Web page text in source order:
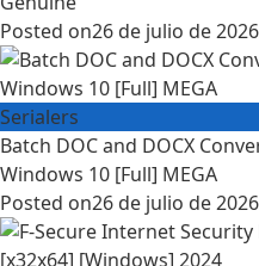
Posted on26 de julio de 2026
Serialers
Batch DOC and DOCX
Windows 10 [Full] MEGA
Posted on26 de julio de 2026